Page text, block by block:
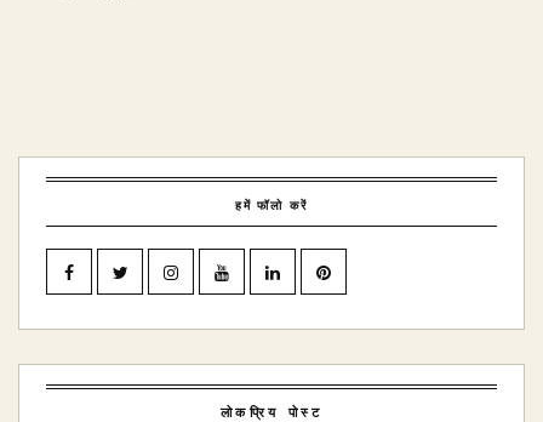
हमें फॉलो करें
लोकप्रिय पोस्ट